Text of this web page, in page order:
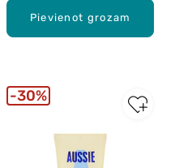
Pievienot grozam
30%